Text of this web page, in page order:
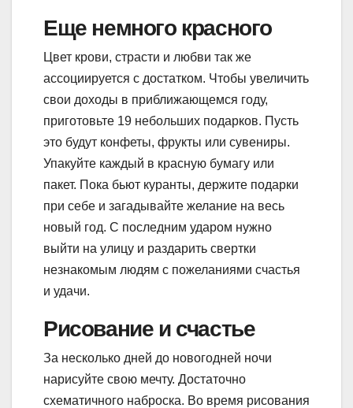
Еще немного красного
Цвет крови, страсти и любви так же
ассоциируется с достатком. Чтобы увеличить
свои доходы в приближающемся году,
приготовьте 19 небольших подарков. Пусть
это будут конфеты, фрукты или сувениры.
Упакуйте каждый в красную бумагу или
пакет. Пока бьют куранты, держите подарки
при себе и загадывайте желание на весь
новый год. С последним ударом нужно
выйти на улицу и раздарить свертки
незнакомым людям с пожеланиями счастья
и удачи.
Рисование и счастье
За несколько дней до новогодней ночи
нарисуйте свою мечту. Достаточно
схематичного наброска. Во время рисования